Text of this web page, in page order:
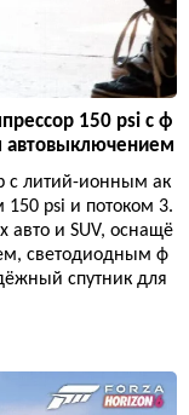
150 psi с ф
автовыключением
с литий-ионным ак
psi и потоком 3.
авто и SUV, оснащё
светодиодным ф
спутник для